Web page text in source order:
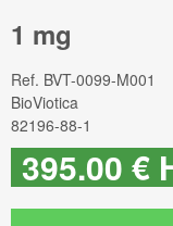
1 mg
Ref. BVT-0099-M001
BioViotica
82196-88-1
395.00 €